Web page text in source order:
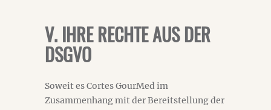
V. IHRE RECHTE AUS DER
DSGVO
Soweit es Cortes GourMed im
Zusammenhang mit der Bereitstellung der